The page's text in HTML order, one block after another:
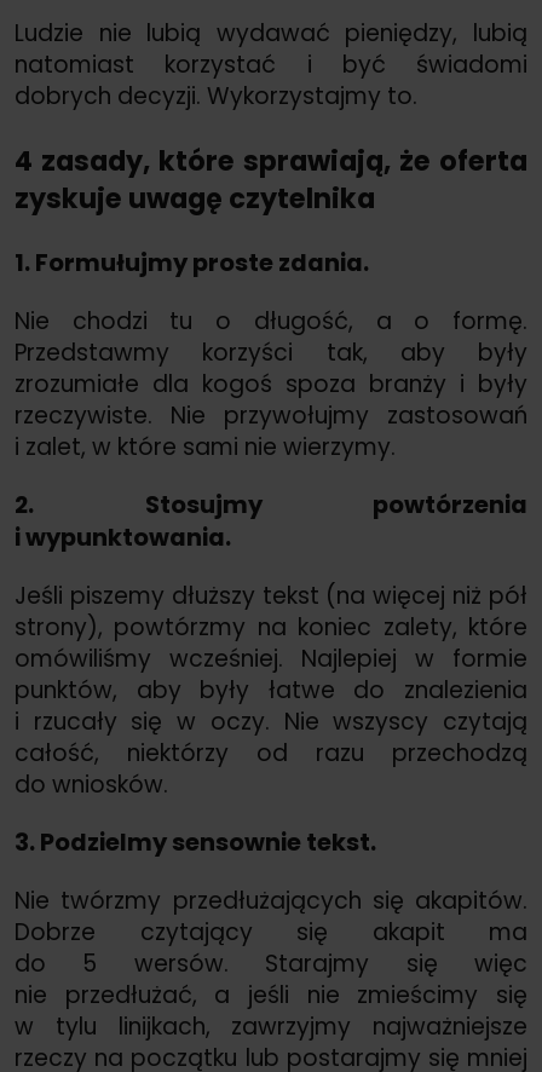
Ludzie nie lubią wydawać pieniędzy, lubią
natomiast korzystać i być świadomi
dobrych decyzji. Wykorzystajmy to.
4 zasady, które sprawiają, że oferta
zyskuje uwagę czytelnika
1. Formułujmy proste zdania.
Nie chodzi tu o długość, a o formę.
Przedstawmy korzyści tak, aby były
zrozumiałe dla kogoś spoza branży i były
rzeczywiste. Nie przywołujmy zastosowań
i zalet, w które sami nie wierzymy.
2. Stosujmy powtórzenia
i wypunktowania.
Jeśli piszemy dłuższy tekst (na więcej niż pół
strony), powtórzmy na koniec zalety, które
omówiliśmy wcześniej. Najlepiej w formie
punktów, aby były łatwe do znalezienia
i rzucały się w oczy. Nie wszyscy czytają
całość, niektórzy od razu przechodzą
do wniosków.
3. Podzielmy sensownie tekst.
Nie twórzmy przedłużających się akapitów.
Dobrze czytający się akapit ma
do 5 wersów. Starajmy się więc
nie przedłużać, a jeśli nie zmieścimy się
w tylu linijkach, zawrzyjmy najważniejsze
rzeczy na początku lub postarajmy się mniej